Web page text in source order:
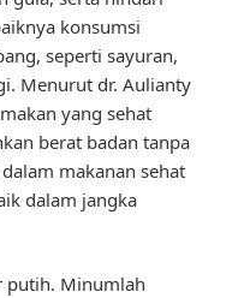
konsumsi
seperti sayuran,
Menurut dr. Aulianty
yang sehat
berat badan tanpa
makanan sehat
dalam jangka
putih. Minumlah